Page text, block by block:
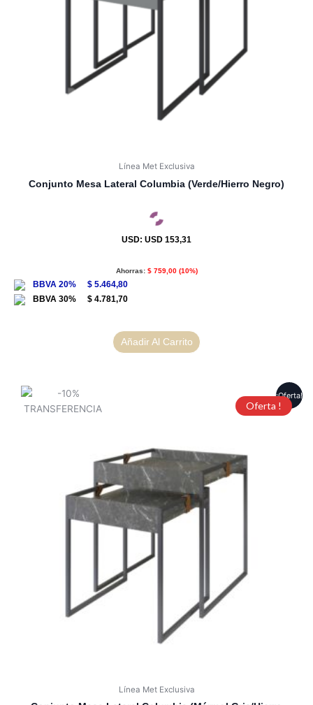
Línea Met Exclusiva
Conjunto Mesa Lateral Columbia (Verde/Hierro Negro)
USD: USD 153,31
Ahorras: $759,00 (10%)
$ 5.464,80
$ 4.781,70
Añadir Al Carrito
¡Oferta!
Oferta !
Línea Met Exclusiva